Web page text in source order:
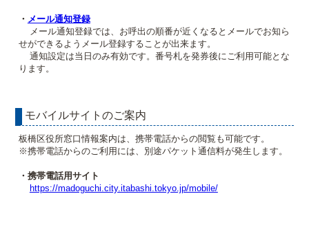
・ メール通知登録
メール通知登録では、お呼出の順番が近くなるとメールでお知ら
せができるようメール登録することが出来ます。
通知設定は当日のみ有効です。番号札を発券後にご利用可能とな
ります。
モバイルサイトのご案内
板橋区役所窓口情報案内は、携帯電話からの閲覧も可能です。
※携帯電話からのご利用には、別途パケット通信料が発生します。
・携帯電話用サイト
https://madoguchi.city.itabashi.tokyo.jp/mobile/